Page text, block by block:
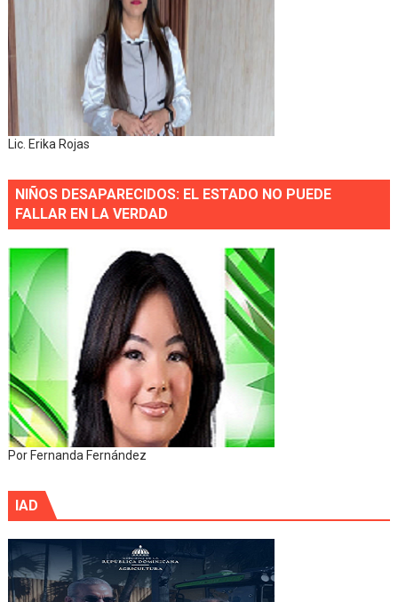
Lic. Erika Rojas
NIÑOS DESAPARECIDOS: EL ESTADO NO PUEDE
FALLAR EN LA VERDAD
Por Fernanda Fernández
IAD